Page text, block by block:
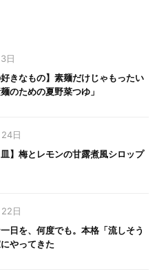
日
好きなもの】素麺だけじゃもったい
のための夏野菜つゆ」
日
皿】梅とレモンの甘露煮風シロップ
日
日を、何度でも。本格「流しそう
やってきた